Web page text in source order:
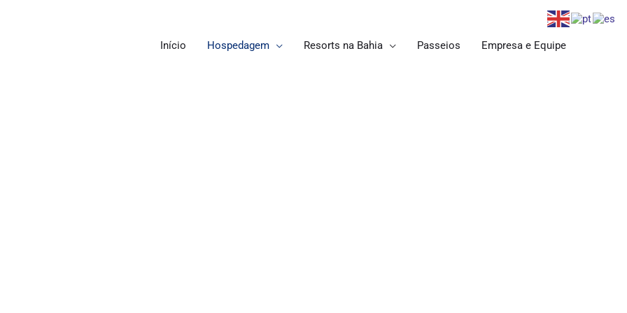
Início Hospedagem Resorts na Bahia Passeios Empresa e Equipe